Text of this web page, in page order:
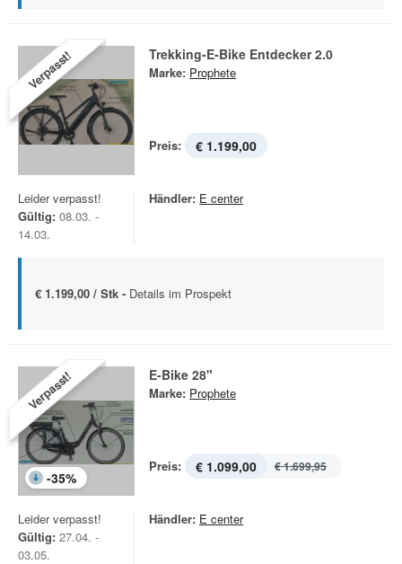
Verpasst! Trekking-E-Bike Entdecker 2.0
Marke: Prophete
Preis: € 1.199,00
Leider verpasst!
Gültig: 08.03. -
14.03.
Händler: E center
€ 1.199,00 / Stk - Details im Prospekt
Verpasst!
-35%
E-Bike 28"
Marke: Prophete
Preis: € 1.099,00 € 1.699,95
Leider verpasst!
Gültig: 27.04. -
03.05.
Händler: E center